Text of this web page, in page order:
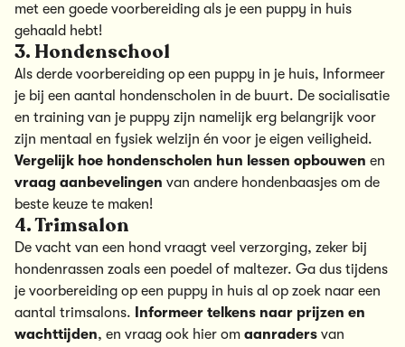
met een goede voorbereiding als je een puppy in huis
gehaald hebt!
3. Hondenschool
Als derde voorbereiding op een puppy in je huis, Informeer
je bij een aantal hondenscholen in de buurt. De socialisatie
en training van je puppy zijn namelijk erg belangrijk voor
zijn mentaal en fysiek welzijn én voor je eigen veiligheid.
Vergelijk hoe hondenscholen hun lessen opbouwen en
vraag aanbevelingen van andere hondenbaasjes om de
beste keuze te maken!
4. Trimsalon
De vacht van een hond vraagt veel verzorging, zeker bij
hondenrassen zoals een poedel of maltezer. Ga dus tijdens
je voorbereiding op een puppy in huis al op zoek naar een
aantal trimsalons. Informeer telkens naar prijzen en
wachttijden, en vraag ook hier om aanraders van